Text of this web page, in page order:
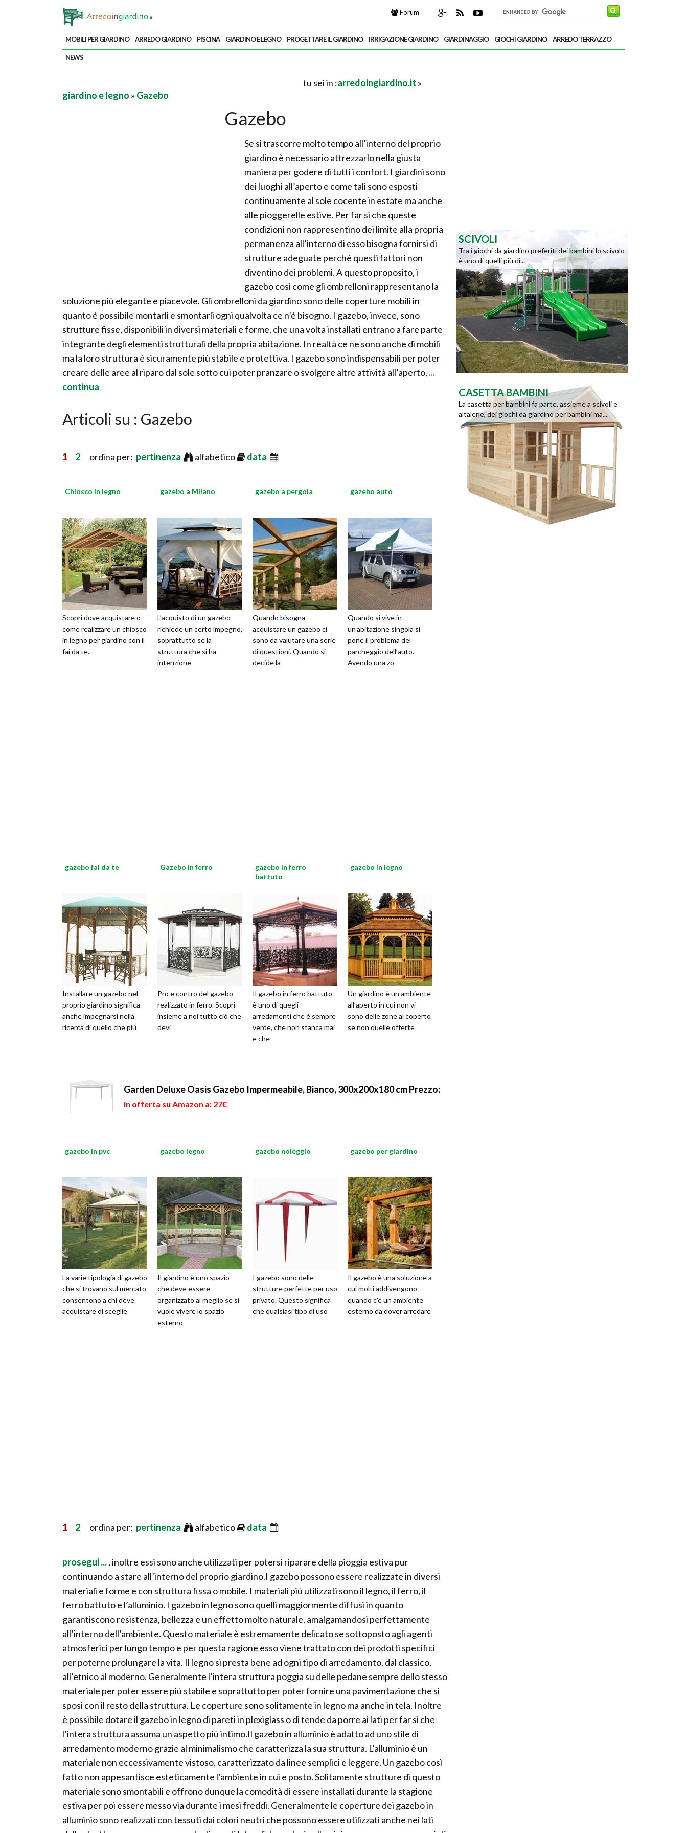
Forum
MOBILI PER GIARDINO ARREDO GIARDINO PISCINA GIARDINO E LEGNO PROGETTARE IL GIARDINO IRRIGAZIONE GIARDINO GIARDINAGGIO GIOCHI GIARDINO ARREDO TERRAZZO
NEWS
tu sei in :arredoingiardino.it »
giardino e legno » Gazebo
Gazebo
Se si trascorre molto tempo all’interno del proprio
giardino è necessario attrezzarlo nella giusta
maniera per godere di tutti i confort. I giardini sono
dei luoghi all’aperto e come tali sono esposti
continuamente al sole cocente in estate ma anche
alle pioggerelle estive. Per far sì che queste
condizioni non rappresentino dei limite alla propria
permanenza all’interno di esso bisogna fornirsi di
strutture adeguate perché questi fattori non
diventino dei problemi. A questo proposito, i
gazebo così come gli ombrelloni rappresentano la
soluzione più elegante e piacevole. Gli ombrelloni da giardino sono delle coperture mobili in
quanto è possibile montarli e smontarli ogni qualvolta ce n’è bisogno. I gazebo, invece, sono
strutture fisse, disponibili in diversi materiali e forme, che una volta installati entrano a fare parte
integrante degli elementi strutturali della propria abitazione. In realtà ce ne sono anche di mobili
ma la loro struttura è sicuramente più stabile e protettiva. I gazebo sono indispensabili per poter
creare delle aree al riparo dal sole sotto cui poter pranzare o svolgere altre attività all’aperto, ...
continua
Articoli su : Gazebo
1 2 ordina per: pertinenza alfabetico data
Chiosco in legno
Scopri dove acquistare o
come realizzare un chiosco
in legno per giardino con il
fai da te.
gazebo a Milano
L’acquisto di un gazebo
richiede un certo impegno,
soprattutto se la
struttura che si ha
intenzione
gazebo a pergola
Quando bisogna
acquistare un gazebo ci
sono da valutare una serie
di questioni. Quando si
decide la
gazebo auto
Quando si vive in
un’abitazione singola si
pone il problema del
parcheggio dell’auto.
Avendo una zo
gazebo fai da te
Installare un gazebo nel
proprio giardino significa
anche impegnarsi nella
ricerca di quello che più
Gazebo in ferro
Pro e contro del gazebo
realizzato in ferro. Scopri
insieme a noi tutto ciò che
devi
gazebo in ferro
battuto
Il gazebo in ferro battuto
è uno di quegli
arredamenti che è sempre
verde, che non stanca mai
e che
gazebo in legno
Un giardino è un ambiente
all’aperto in cui non vi
sono delle zone al coperto
se non quelle offerte
Garden Deluxe Oasis Gazebo Impermeabile, Bianco, 300x200x180 cmPrezzo:
in offerta su Amazon a: 27€
gazebo in pvc
La varie tipologia di gazebo
che si trovano sul mercato
consentono a chi deve
acquistare di sceglie
gazebo legno
Il giardino è uno spazio
che deve essere
organizzato al meglio se si
vuole vivere lo spazio
esterno
gazebo noleggio
I gazebo sono delle
strutture perfette per uso
privato. Questo significa
che qualsiasi tipo di uso
gazebo per giardino
Il gazebo è una soluzione a
cui molti addivengono
quando c’è un ambiente
esterno da dover arredare
1 2 ordina per: pertinenza alfabetico data
prosegui ..., inoltre essi sono anche utilizzati per potersi riparare della pioggia estiva pur
continuando a stare all’interno del proprio giardino.I gazebo possono essere realizzate in diversi
materiali e forme e con struttura fissa o mobile. I materiali più utilizzati sono il legno, il ferro, il
ferro battuto e l’alluminio. I gazebo in legno sono quelli maggiormente diffusi in quanto
garantiscono resistenza, bellezza e un effetto molto naturale, amalgamandosi perfettamente
all’interno dell’ambiente. Questo materiale è estremamente delicato se sottoposto agli agenti
atmosferici per lungo tempo e per questa ragione esso viene trattato con dei prodotti specifici
per poterne prolungare la vita. Il legno si presta bene ad ogni tipo di arredamento, dal classico,
all’etnico al moderno. Generalmente l’intera struttura poggia su delle pedane sempre dello stesso
materiale per poter essere più stabile e soprattutto per poter fornire una pavimentazione che si
sposi con il resto della struttura. Le coperture sono solitamente in legno ma anche in tela. Inoltre
è possibile dotare il gazebo in legno di pareti in plexiglass o di tende da porre ai lati per far sì che
l’intera struttura assuma un aspetto più intimo.Il gazebo in alluminio è adatto ad uno stile di
arredamento moderno grazie al minimalismo che caratterizza la sua struttura. L’alluminio è un
materiale non eccessivamente vistoso, caratterizzato da linee semplici e leggere. Un gazebo così
fatto non appesantisce esteticamente l’ambiente in cui e posto. Solitamente strutture di questo
materiale sono smontabili e offrono dunque la comodità di essere installati durante la stagione
estiva per poi essere messo via durante i mesi freddi. Generalmente le coperture dei gazebo in
alluminio sono realizzati con tessuti dai colori neutri che possono essere utilizzati anche nei lati
SCIVOLI
Tra i giochi da giardino preferiti dei bambini lo scivolo
è uno di quelli più di...
CASETTA BAMBINI
La casetta per bambini fa parte, assieme a scivoli e
altalene, dei giochi da giardino per bambini ma...